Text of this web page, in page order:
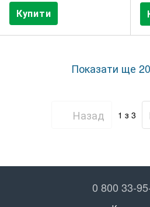
Купити
Показати ще
Назад 1 з 3
0 800 33-